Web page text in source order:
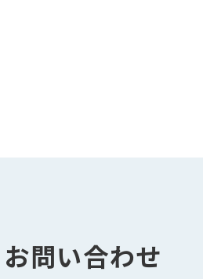
お問い合わせ